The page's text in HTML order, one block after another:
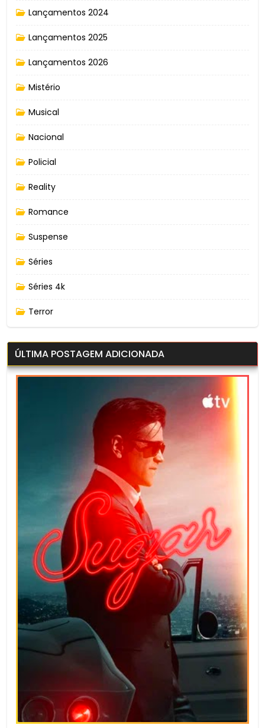
Lançamentos 2024
Lançamentos 2025
Lançamentos 2026
Mistério
Musical
Nacional
Policial
Reality
Romance
Suspense
Séries
Séries 4k
Terror
ÚLTIMA POSTAGEM ADICIONADA